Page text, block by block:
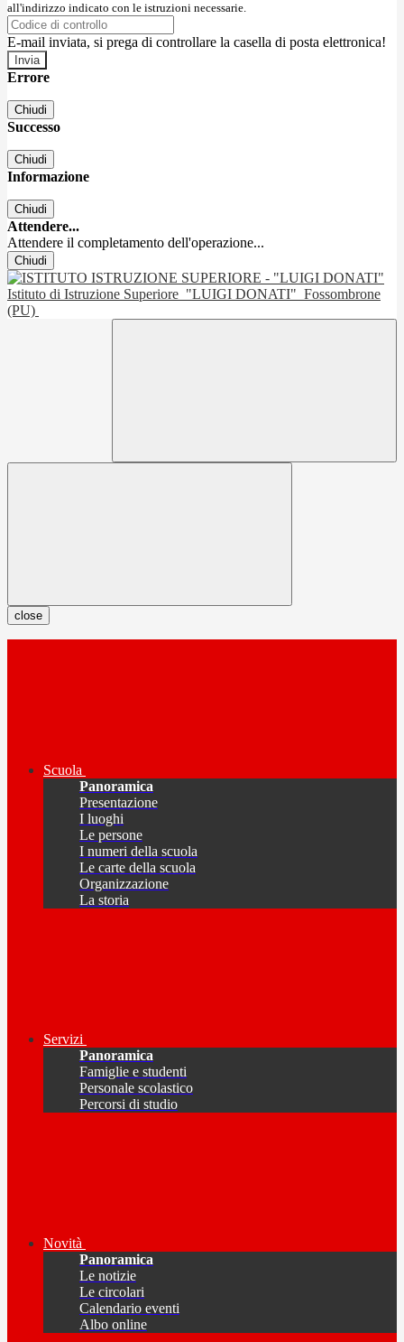
all'indirizzo indicato con le istruzioni necessarie.
E-mail inviata, si prega di controllare la casella di posta elettronica!
Errore
Chiudi
Successo
Chiudi
Informazione
Chiudi
Attendere...
Attendere il completamento dell'operazione...
Chiudi
Istituto di Istruzione Superiore "LUIGI DONATI" Fossombrone
(PU)
close
Scuola
Panoramica
Presentazione
I luoghi
Le persone
I numeri della scuola
Le carte della scuola
Organizzazione
La storia
Servizi
Panoramica
Famiglie e studenti
Personale scolastico
Percorsi di studio
Novità
Panoramica
Le notizie
Le circolari
Calendario eventi
Albo online